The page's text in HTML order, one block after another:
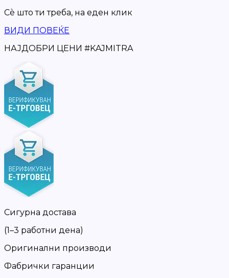
Сè што ти треба, на еден клик
ВИДИ ПОВЕЌЕ
НАЈДОБРИ ЦЕНИ #KAJMITRA
Сигурна достава
(1–3 работни дена)
Оригинални производи
Фабрички гаранции